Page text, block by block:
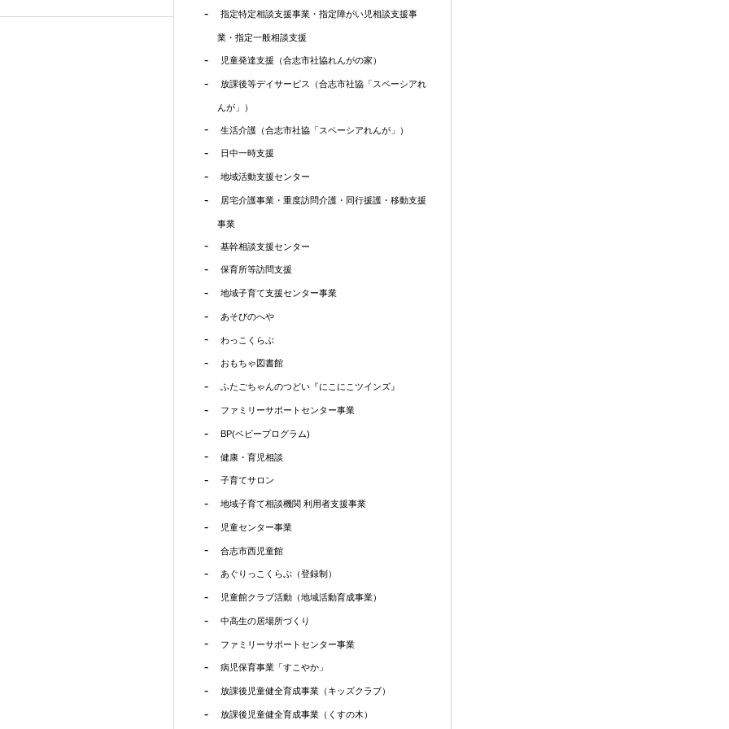
指定特定相談支援事業・指定障がい児相談支援事
業・指定一般相談支援
児童発達支援（合志市社協れんがの家）
放課後等デイサービス（合志市社協「スペーシアれ
んが」）
生活介護（合志市社協「スペーシアれんが」）
日中一時支援
地域活動支援センター
居宅介護事業・重度訪問介護・同行援護・移動支援
事業
基幹相談支援センター
保育所等訪問支援
地域子育て支援センター事業
あそびのへや
わっこくらぶ
おもちゃ図書館
ふたごちゃんのつどい『にこにこツインズ』
ファミリーサポートセンター事業
BP(ベビープログラム)
健康・育児相談
子育てサロン
地域子育て相談機関 利用者支援事業
児童センター事業
合志市西児童館
あぐりっこくらぶ（登録制）
児童館クラブ活動（地域活動育成事業）
中高生の居場所づくり
ファミリーサポートセンター事業
病児保育事業「すこやか」
放課後児童健全育成事業（キッズクラブ）
放課後児童健全育成事業（くすの木）